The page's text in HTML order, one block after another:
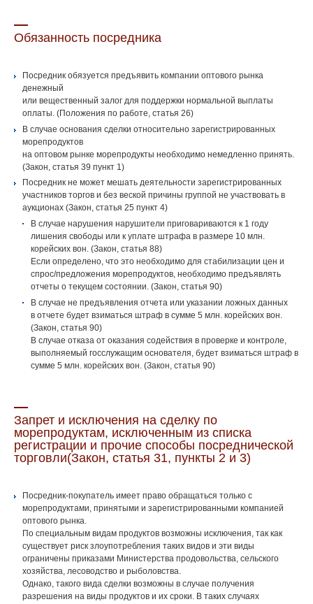
Обязанность посредника
Посредник обязуется предъявить компании оптового рынка
денежный
или вещественный залог для поддержки нормальной выплаты
оплаты. (Положения по работе, статья 26)
В случае основания сделки относительно зарегистрированных
морепродуктов
на оптовом рынке морепродукты необходимо немедленно принять.
(Закон, статья 39 пункт 1)
Посредник не может мешать деятельности зарегистрированных
участников торгов и без веской причины группой не участвовать в
аукционах (Закон, статья 25 пункт 4)
В случае нарушения нарушители приговариваются к 1 году
лишения свободы или к уплате штрафа в размере 10 млн.
корейских вон. (Закон, статья 88)
Если определено, что это необходимо для стабилизации цен и
спрос/предложения морепродуктов, необходимо предъявлять
отчеты о текущем состоянии. (Закон, статья 90)
В случае не предъявления отчета или указании ложных данных
в отчете будет взиматься штраф в сумме 5 млн. корейских вон.
(Закон, статья 90)
В случае отказа от оказания содействия в проверке и контроле,
выполняемый госслужащим основателя, будет взиматься штраф в
сумме 5 млн. корейских вон. (Закон, статья 90)
Запрет и исключения на сделку по
морепродуктам, исключенным из списка
регистрации и прочие способы посреднической
торговли(Закон, статья 31, пункты 2 и 3)
Посредник-покупатель имеет право обращаться только с
морепродуктами, принятыми и зарегистрированными компанией
оптового рынка.
По специальным видам продуктов возможны исключения, так как
существует риск злоупотребления таких видов и эти виды
ограничены приказами Министерства продовольства, сельского
хозяйства, лесоводство и рыболовства.
Однако, такого вида сделки возможны в случае получения
разрешения на виды продуктов и их сроки. В таких случаях